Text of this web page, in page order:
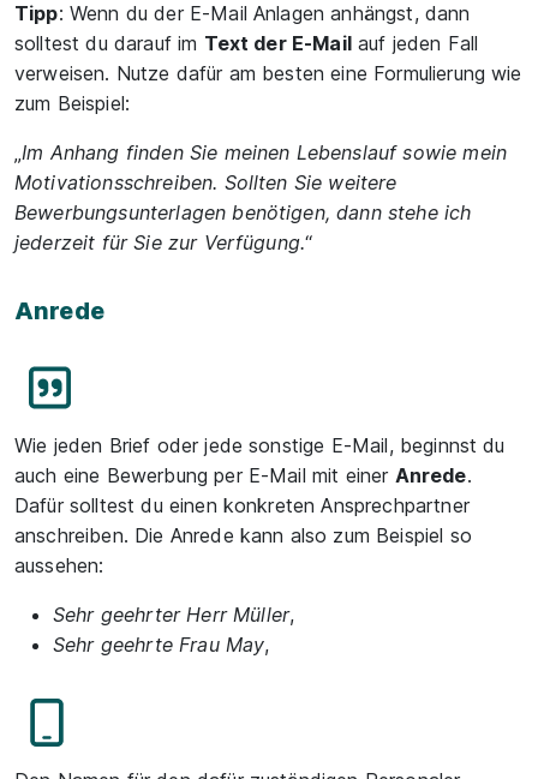
Tipp: Wenn du der E-Mail Anlagen anhängst, dann
solltest du darauf im Text der E-Mailauf jeden Fall
verweisen. Nutze dafür am besten eine Formulierung wie
zum Beispiel:
„Im Anhang finden Sie meinen Lebenslauf sowie mein
Motivationsschreiben. Sollten Sie weitere
Bewerbungsunterlagen benötigen, dann stehe ich
jederzeit für Sie zur Verfügung.“
Anrede
Wie jeden Brief oder jede sonstige E-Mail, beginnst du
auch eine Bewerbung per E-Mail mit einer Anrede.
Dafür solltest du einen konkreten Ansprechpartner
anschreiben. Die Anrede kann also zum Beispiel so
aussehen:
Sehr geehrter Herr Müller,
Sehr geehrte Frau May,